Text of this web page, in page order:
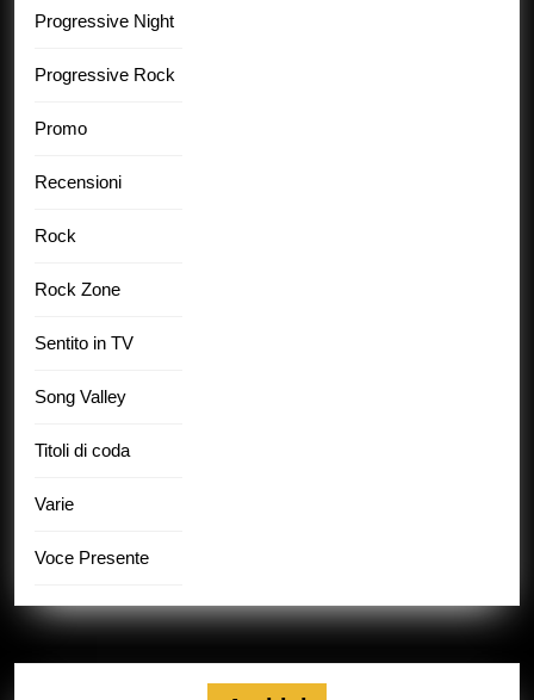
Progressive Night
Progressive Rock
Promo
Recensioni
Rock
Rock Zone
Sentito in TV
Song Valley
Titoli di coda
Varie
Voce Presente